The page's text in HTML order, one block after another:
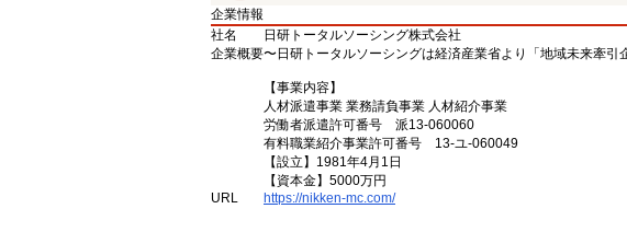
企業情報
社名
日研トータルソーシング株式会社
企業概要〜日研トータルソーシングは経済産業省より「地域未来牽引
【事業内容】
人材派遣事業 業務請負事業 人材紹介事業
労働者派遣許可番号 派13-060060
有料職業紹介事業許可番号 13-ユ-060049
【設立】1981年4月1日
【資本金】5000万円
URL
https://nikken-mc.com/